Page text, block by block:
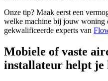
Onze tip? Maak eerst een
welke machine bij jouw woning
gekwalificeerde experts van
Mobiele of vaste
installateur helpt je